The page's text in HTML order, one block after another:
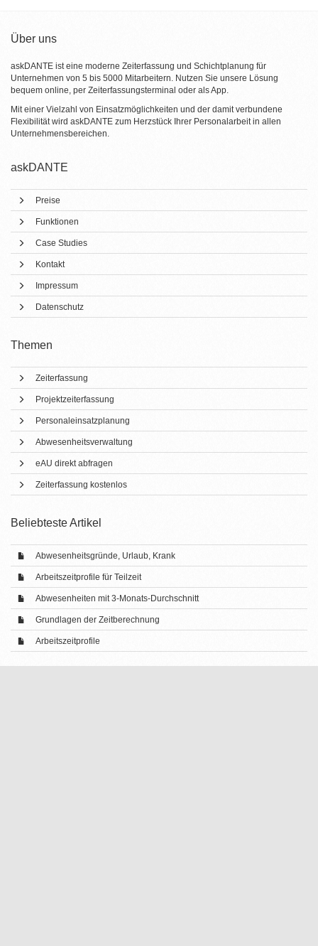
Über uns
askDANTE ist eine moderne Zeiterfassung und Schichtplanung für
Unternehmen von 5 bis 5000 Mitarbeitern. Nutzen Sie unsere Lösung
bequem online, per Zeiterfassungsterminal oder als App.
Mit einer Vielzahl von Einsatzmöglichkeiten und der damit verbundene
Flexibilität wird askDANTE zum Herzstück Ihrer Personalarbeit in allen
Unternehmensbereichen.
askDANTE
Preise
Funktionen
Case Studies
Kontakt
Impressum
Datenschutz
Themen
Zeiterfassung
Projektzeiterfassung
Personaleinsatzplanung
Abwesenheitsverwaltung
eAU direkt abfragen
Zeiterfassung kostenlos
Beliebteste Artikel
Abwesenheitsgründe, Urlaub, Krank
Arbeitszeitprofile für Teilzeit
Abwesenheiten mit 3-Monats-Durchschnitt
Grundlagen der Zeitberechnung
Arbeitszeitprofile